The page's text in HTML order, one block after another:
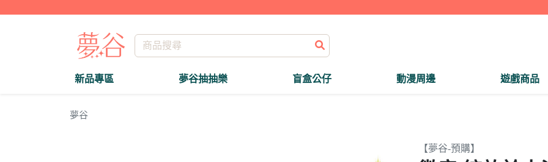
新品專區 夢谷抽抽樂 盲盒公仔 動漫周邊 遊戲商品
夢谷
【夢谷-預購】